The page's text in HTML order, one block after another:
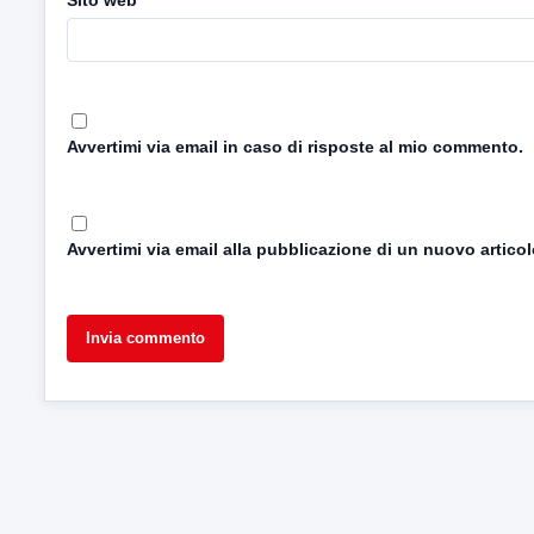
Avvertimi via email in caso di risposte al mio commento.
Avvertimi via email alla pubblicazione di un nuovo